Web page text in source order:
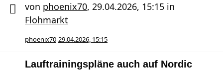
von phoenix70, 29.04.2026, 15:15 in
Flohmarkt
phoenix70 29.04.2026, 15:15
Lauftrainingspläne auch auf Nordic